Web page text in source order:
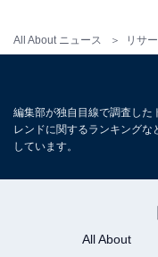
All About ニュース リサ
編集部が独自目線で調査した
レンドに関するランキング
しています。
All About